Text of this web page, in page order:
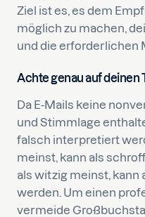
Ziel ist es, es dem
möglich zu machen,
und die erforderlichen
Achte genau auf deinen
Da E-Mails keine
und Stimmlage
falsch interpretiert
meinst, kann als
als witzig meinst, kann
werden. Um einen
vermeide